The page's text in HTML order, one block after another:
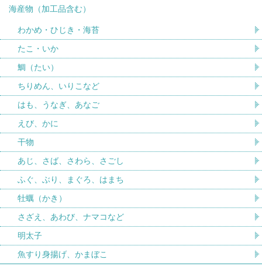
海産物（加工品含む）
わかめ・ひじき・海苔
たこ・いか
鯛（たい）
ちりめん、いりこなど
はも、うなぎ、あなご
えび、かに
干物
あじ、さば、さわら、さごし
ふぐ、ぶり、まぐろ、はまち
牡蠣（かき）
さざえ、あわび、ナマコなど
明太子
魚すり身揚げ、かまぼこ